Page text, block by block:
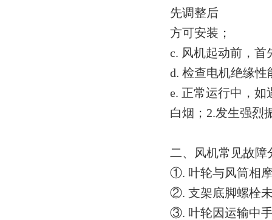
先调整后
方可安装；
c. 风机起动前，首
d. 检查电机绝缘
e. 正常运行中，
白烟；2.发生强烈
二、风机常见故障
①. 叶轮与风筒相
②. 支架底脚螺栓
③. 叶轮因运输中